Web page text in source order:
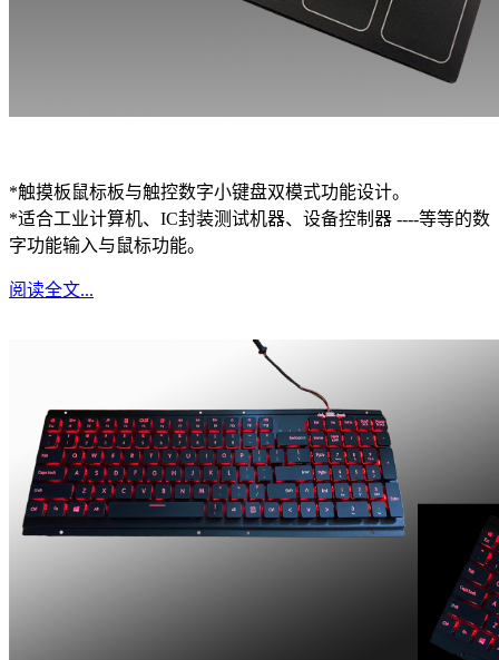
*触摸板鼠标板与触控数字小键盘双模式功能设计。
*适合工业计算机、IC封装测试机器、设备控制器 ----等等的数
字功能输入与鼠标功能。
阅读全文...